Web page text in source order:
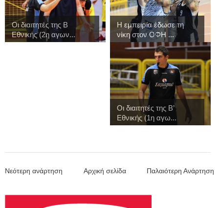
Οι διαιτητές της Β
Εθνικής (2η αγων...
Η εμπειρία έδωσε τη
νίκη στον ΟΦΗ ...
Οι διαιτητές της Β’
Εθνικής (1η αγω...
Νεότερη ανάρτηση Παλαιότερη Ανάρτηση
Αρχική σελίδα